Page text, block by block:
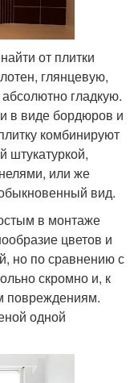
от плитки
глянцевую,
гладкую.
в виде бордюров и
комбинируют
штукатуркой,
или же
вид.
в монтаже
цветов и
но по сравнению с
скромно и, к
повреждениям.
одной